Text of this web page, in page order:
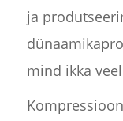
ja
mind ikka